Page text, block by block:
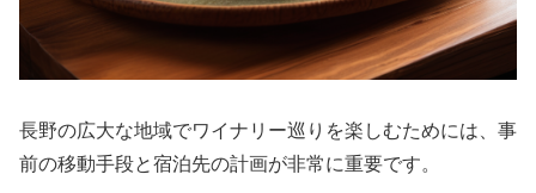
長野の広大な地域でワイナリー巡りを楽しむためには、事
前の移動手段と宿泊先の計画が非常に重要です。